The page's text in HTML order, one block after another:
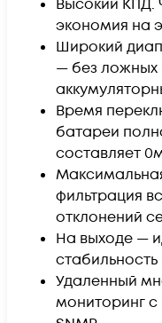
Высокий
экономия на
Широкий
— без ложных
Время
батареи
составляет
фильтрация
отклонений
На выходе —
Удаленный
мониторинг